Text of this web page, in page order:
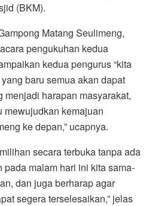
(BKM).
Matang Seulimeng,
pengukuhan kedua
kedua pengurus “kita
baru semua akan dapat
harapan masyarakat,
mewujudkan kemajuan
ke depan,” ucapnya.
secara terbuka tanpa ada
pada malam hari ini kita sama-
dan juga berharap agar
segera terselesaikan,” jelas